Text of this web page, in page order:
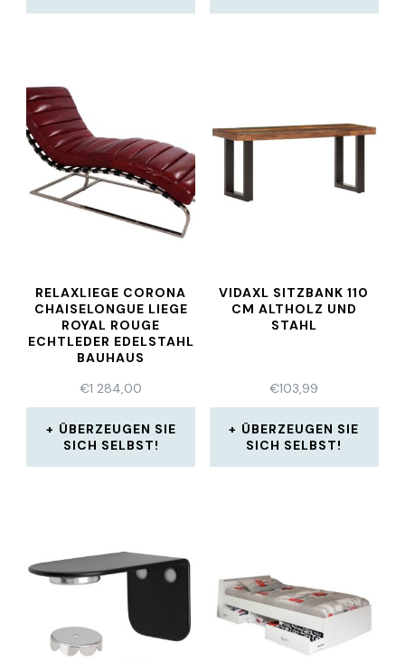
RELAXLIEGE CORONA
CHAISELONGUE LIEGE
ROYAL ROUGE
ECHTLEDER EDELSTAHL
BAUHAUS
€1 284,00
ÜBERZEUGEN SIE
SICH SELBST!
VIDAXL SITZBANK 110
CM ALTHOLZ UND
STAHL
€103,99
ÜBERZEUGEN SIE
SICH SELBST!